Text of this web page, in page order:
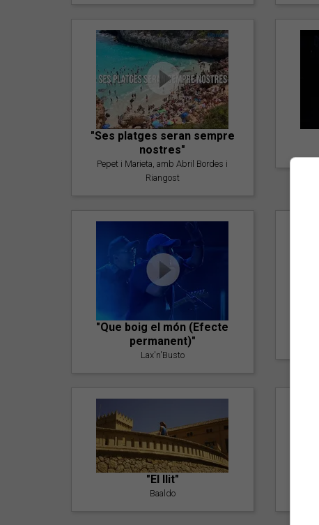
"Ses platges seran sempre
nostres"
Pepet i Marieta, amb Abril Bordes i
Riangost
"Que boig el món (Efecte
permanent)"
Lax'n'Busto
"El llit"
Baaldo